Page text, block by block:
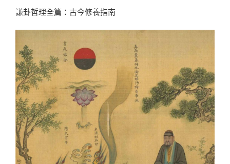
謙卦哲理全篇：古今修養指南